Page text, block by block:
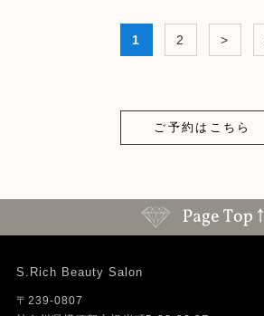
1 2 >
ご予約はこちら
S.Rich Beauty Salon
〒239-0807